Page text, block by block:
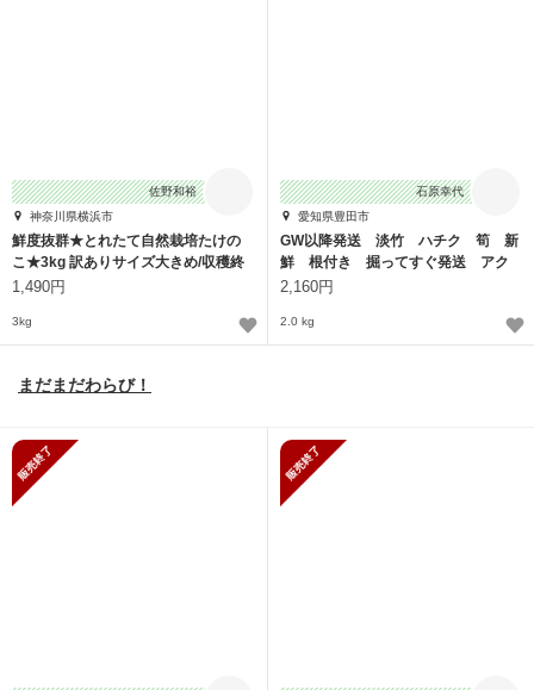
佐野和裕
神奈川県横浜市
鮮度抜群★とれたて自然栽培たけの
こ★3kg 訳ありサイズ大きめ/収穫終
了間近！
1,490円
3kg
石原幸代
愛知県豊田市
GW以降発送 淡竹 ハチク 筍 新
鮮 根付き 掘ってすぐ発送 アク
抜きの糠付き
2,160円
2.0 kg
まだまだわらび！